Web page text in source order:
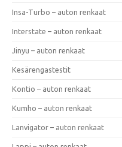
Insa-Turbo – auton renkaat
Interstate – auton renkaat
Jinyu – auton renkaat
Kesärengastestit
Kontio – auton renkaat
Kumho – auton renkaat
Lanvigator – auton renkaat